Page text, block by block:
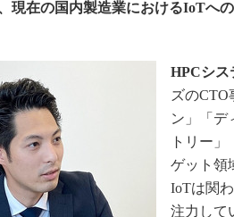
在の国内製造業におけるIoTへ
HPCシス
ズのCTO
ン」「デ
トリー
ゲット領
IoTは関
注力して